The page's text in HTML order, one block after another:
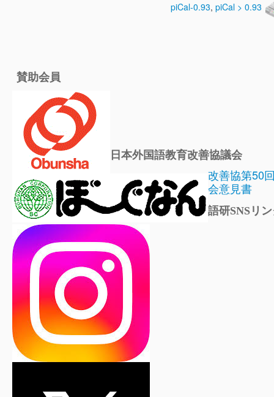
piCal-0.93, piCal > 0.93
賛助会員
日本外国語教育改善協議会
改善協第50
会意見書
語研SNSリ